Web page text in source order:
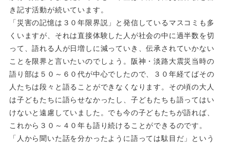
き記す活動が続いています。
「災害の記憶は３０年限界説」と発信しているマスコミも多
くいますが、それは直接体験した人が社会の中に過半数を切
って、語れる人が日増しに減っていき、伝承されていかない
ことを限界と言いたいのでしょう。阪神・淡路大震災当時の
語り部は５０～６０代が中心でしたので、３０年経てばその
人たちは段々と語ることができなくなります。その頃の大人
は子どもたちに語らせなかったし、子どもたちも語ってはい
けないと遠慮していました。でも今の子どもたちが語れば、
これから３０～４０年も語り続けることができるのです。
「人から聞いた話を分かったように語っては駄目だ」という